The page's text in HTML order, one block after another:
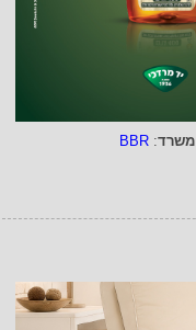
משרד:
BBR